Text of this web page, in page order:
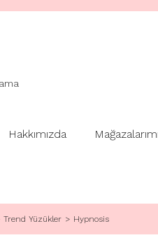
Hakkımızda
Trend Yüzükler Hypnosis